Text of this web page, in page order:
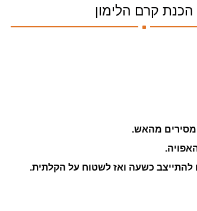
הכנת קרם הלימון
.
כשעה ואז לשטוח על הקלתית.